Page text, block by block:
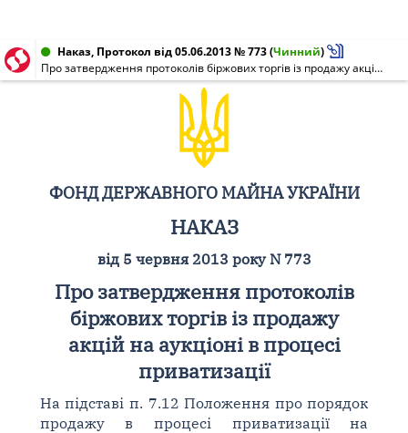
Наказ, Протокол від 05.06.2013 № 773(Чинний)
Про затвердження протоколів біржових торгів із продажу акцій на аукціоні в процесі приватизації
ФОНД ДЕРЖАВНОГО МАЙНА УКРАЇНИ
НАКАЗ
від 5 червня 2013 року N 773
Про затвердження протоколів
біржових торгів із продажу
акцій на аукціоні в процесі
приватизації
На підставі п. 7.12 Положення про порядок
продажу в процесі приватизації на